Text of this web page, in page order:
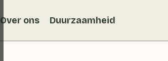
Over ons Duurzaamheid